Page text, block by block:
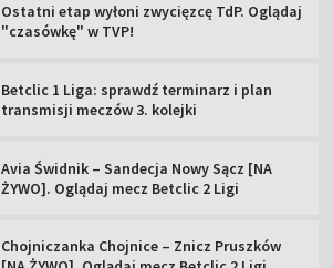
Ostatni etap wyłoni zwycięzcę TdP. Oglądaj
"czasówkę" w TVP!
Betclic 1 Liga: sprawdź terminarz i plan
transmisji meczów 3. kolejki
Avia Świdnik – Sandecja Nowy Sącz [NA
ŻYWO]. Oglądaj mecz Betclic 2 Ligi
Chojniczanka Chojnice – Znicz Pruszków